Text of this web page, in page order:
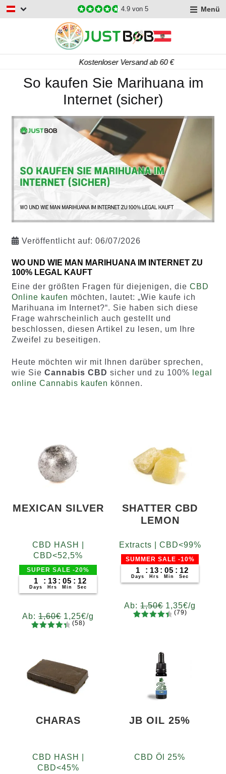
4.9 von 5 Menü
Kostenloser Versand ab 60 €
So kaufen Sie Marihuana im
Internet (sicher)
Veröffentlicht auf: 06/07/2026
WO UND WIE MAN MARIHUANA IM INTERNET ZU
100% LEGAL KAUFT
Eine der größten Fragen für diejenigen, die CBD
Online kaufen möchten, lautet: „Wie kaufe ich
Marihuana im Internet?“. Sie haben sich diese
Frage wahrscheinlich auch gestellt und
beschlossen, diesen Artikel zu lesen, um Ihre
Zweifel zu beseitigen.
Heute möchten wir mit Ihnen darüber sprechen,
wie Sie Cannabis CBD sicher und zu 100%
legal
online Cannabis kaufen können.
MEXICAN SILVER
CBD HASH |
CBD<52,5%
SUPER SALE -20%
1
Days
: 13
Hrs
: 05
Min
: 11
Sec
Ab:1,60€ 1,25€/g
von 5,
basieren
d auf
Kundenb
(58)
SHATTER CBD
LEMON
Extracts | CBD<99%
SUMMER SALE -10%
1
Days
: 13
Hrs
: 05
Min
: 11
Sec
Ab:1,50€ 1,35€/g
basieren
d auf
Kundenb
ewertung
(79)
CHARAS
CBD HASH |
CBD<45%
JB OIL 25%
CBD Öl 25%